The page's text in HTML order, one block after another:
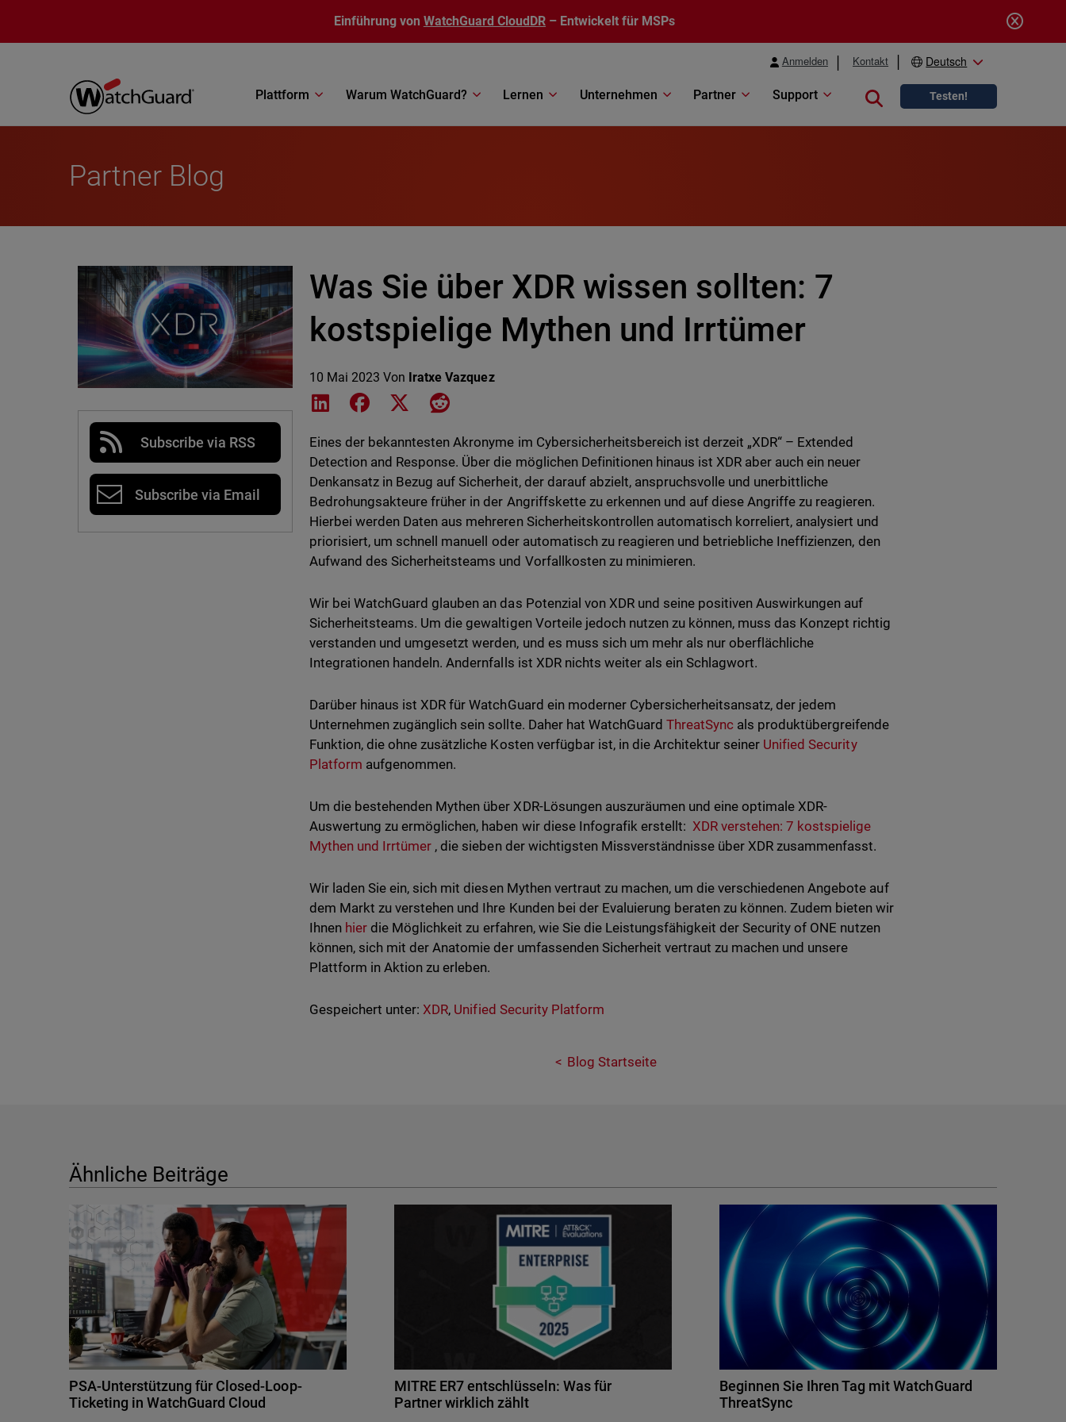
Einführung von WatchGuard CloudDR – Entwickelt für MSPs
Anmelden Kontakt Deutsch
Plattform Warum WatchGuard? Lernen Unternehmen Partner Support Close search
Testen!
Partner Blog
Subscribe via RSS
Subscribe via Email
Was Sie über XDR wissen sollten: 7
kostspielige Mythen und Irrtümer
10 Mai 2023 Von Iratxe Vazquez
Share on LinkedIn
Share on Facebook
Share on XShare on Reddit
Eines der bekanntesten Akronyme im Cybersicherheitsbereich ist derzeit „XDR“ – Extended
Detection and Response. Über die möglichen Definitionen hinaus ist XDR aber auch ein neuer
Denkansatz in Bezug auf Sicherheit, der darauf abzielt, anspruchsvolle und unerbittliche
Bedrohungsakteure früher in der Angriffskette zu erkennen und auf diese Angriffe zu reagieren.
Hierbei werden Daten aus mehreren Sicherheitskontrollen automatisch korreliert, analysiert und
priorisiert, um schnell manuell oder automatisch zu reagieren und betriebliche Ineffizienzen, den
Aufwand des Sicherheitsteams und Vorfallkosten zu minimieren.
Wir bei WatchGuard glauben an das Potenzial von XDR und seine positiven Auswirkungen auf
Sicherheitsteams. Um die gewaltigen Vorteile jedoch nutzen zu können, muss das Konzept richtig
verstanden und umgesetzt werden, und es muss sich um mehr als nur oberflächliche
Integrationen handeln. Andernfalls ist XDR nichts weiter als ein Schlagwort.
Darüber hinaus ist XDR für WatchGuard ein moderner Cybersicherheitsansatz, der jedem
Unternehmen zugänglich sein sollte. Daher hat WatchGuard ThreatSync als produktübergreifende
Funktion, die ohne zusätzliche Kosten verfügbar ist, in die Architektur seiner Unified Security
Platform aufgenommen.
Um die bestehenden Mythen über XDR-Lösungen auszuräumen und eine optimale XDR-
Auswertung zu ermöglichen, haben wir diese Infografik erstellt: XDR verstehen: 7 kostspielige
Mythen und Irrtümer , die sieben der wichtigsten Missverständnisse über XDR zusammenfasst.
Wir laden Sie ein, sich mit diesen Mythen vertraut zu machen, um die verschiedenen Angebote auf
dem Markt zu verstehen und Ihre Kunden bei der Evaluierung beraten zu können. Zudem bieten wir
Ihnen hier die Möglichkeit zu erfahren, wie Sie die Leistungsfähigkeit der Security of ONE nutzen
können, sich mit der Anatomie der umfassenden Sicherheit vertraut zu machen und unsere
Plattform in Aktion zu erleben.
Gespeichert unter: XDR, Unified Security Platform
Blog Startseite
Ähnliche Beiträge
PSA-Unterstützung für Closed-Loop-
Ticketing in WatchGuard Cloud
MITRE ER7 entschlüsseln: Was für
Partner wirklich zählt
Beginnen Sie Ihren Tag mit WatchGuard
ThreatSync